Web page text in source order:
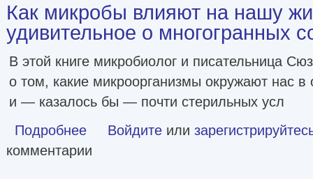
Как микробы влияют на нашу
удивительное о многогранных
В этой книге микробиолог и писательница
о том, какие микроорганизмы окружают нас
и — казалось бы — почти стерильных усл
Подробнее о Как микробы влияют на нашу жизнь. Новое и
Войдите или
комментарии